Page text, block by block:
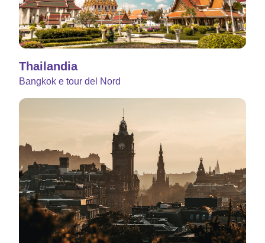
Thailandia
Bangkok e tour del Nord